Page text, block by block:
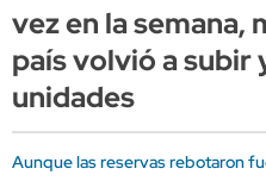
vez en la semana,
país volvió a subir
unidades
Aunque las reservas rebotaron